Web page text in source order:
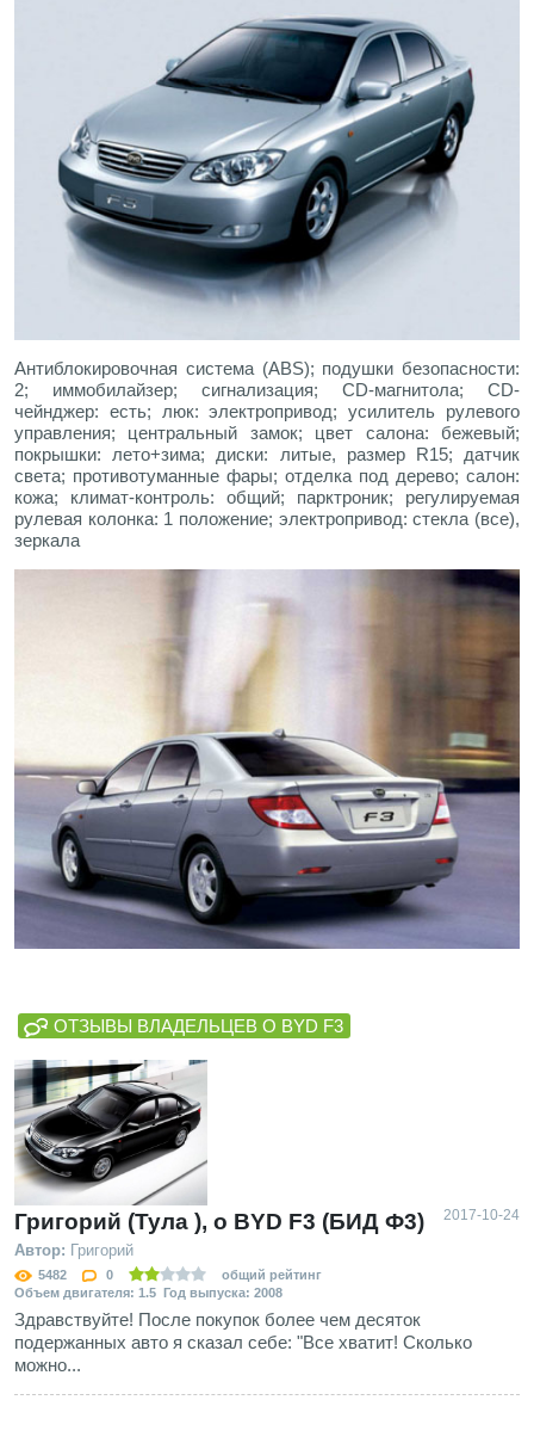
Антиблокировочная система (ABS); подушки безопасности:
2; иммобилайзер; сигнализация; CD-магнитола; CD-
чейнджер: есть; люк: электропривод; усилитель рулевого
управления; центральный замок; цвет салона: бежевый;
покрышки: лето+зима; диски: литые, размер R15; датчик
света; противотуманные фары; отделка под дерево; салон:
кожа; климат-контроль: общий; парктроник; регулируемая
рулевая колонка: 1 положение; электропривод: стекла (все),
зеркала
ОТЗЫВЫ ВЛАДЕЛЬЦЕВ О BYD F3
2017-10-24
Григорий (Тула ), о BYD F3 (БИД Ф3)
Автор: Григорий
5482 0
общий рейтинг
Объем двигателя: 1.5 Год выпуска: 2008
Здравствуйте! После покупок более чем десяток
подержанных авто я сказал себе: "Все хватит! Сколько
можно...